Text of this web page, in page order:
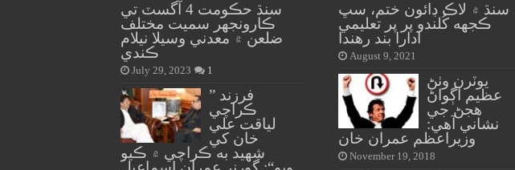
سنڌ حڪومت 4 آگسٽ تي
ڪارونجهر سميت مختلف
ضلعن ۾ معدني وسيلا نيلام
ڪندي
July 29, 2023 1
” فرزند
ڪراچي
لياقت علي
خان کي
شهيد به ڪراچي ۾ ڪيو
سنڌ ۾ لاڪ ڊائون ختم، سڀ
ڪجهه کُلندو پر پر تعليمي
ادارا بند رهندا
August 9, 2021
يوٽرن وٺڻ
عظيم اڳواڻ
هجڻ جي
نشاني آهي:
وزيراعظم عمران خان
November 19, 2018